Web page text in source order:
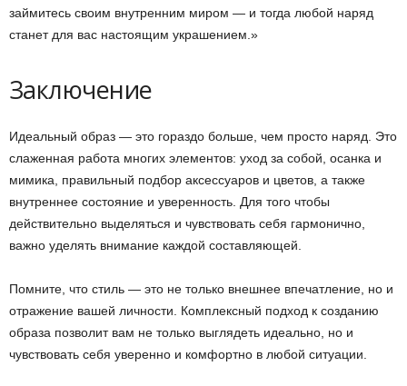
займитесь своим внутренним миром — и тогда любой наряд
станет для вас настоящим украшением.»
Заключение
Идеальный образ — это гораздо больше, чем просто наряд. Это
слаженная работа многих элементов: уход за собой, осанка и
мимика, правильный подбор аксессуаров и цветов, а также
внутреннее состояние и уверенность. Для того чтобы
действительно выделяться и чувствовать себя гармонично,
важно уделять внимание каждой составляющей.
Помните, что стиль — это не только внешнее впечатление, но и
отражение вашей личности. Комплексный подход к созданию
образа позволит вам не только выглядеть идеально, но и
чувствовать себя уверенно и комфортно в любой ситуации.